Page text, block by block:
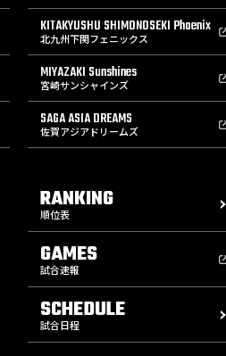
KITAKYUSHU SHIMONOSEKI Phoenix
北九州下関フェニックス
MIYAZAKI Sunshines
宮崎サンシャインズ
SAGA ASIA DREAMS
佐賀アジアドリームズ
RANKING
順位表
GAMES
試合速報
SCHEDULE
試合日程